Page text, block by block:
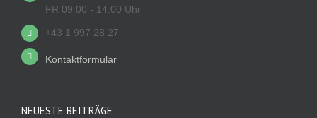
FR 09.00 - 14.00 Uhr
+43 1 997 28 27
Kontaktformular
NEUESTE BEITRÄGE